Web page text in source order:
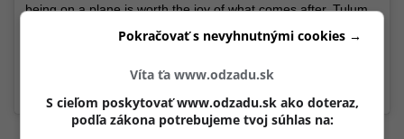
being on a plane is worth the joy of what comes after. Tulum,
Bali, and Marrakech are a few of my dream destinations. If
Víta ťa www.odzadu.sk
S cieľom poskytovať www.odzadu.sk ako doteraz,
podľa zákona potrebujeme tvoj súhlas na:
Pokračovať s nevyhnutnými cookies →